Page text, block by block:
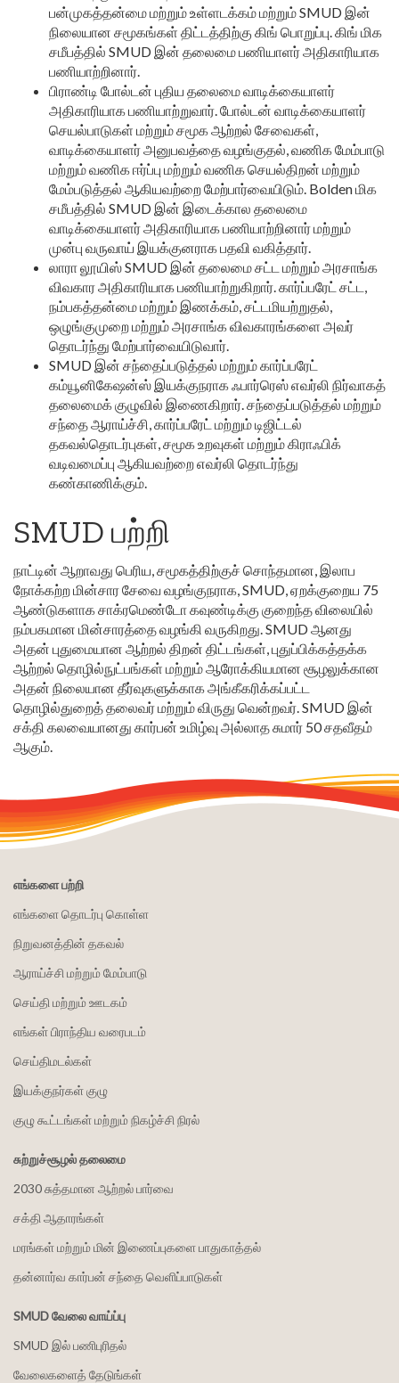
பன்முகத்தன்மை மற்றும் உள்ளடக்கம் மற்றும் SMUD இன்
நிலையான சமூகங்கள் திட்டத்திற்கு கிங் பொறுப்பு. கிங் மிக
சமீபத்தில் SMUD இன் தலைமை பணியாளர் அதிகாரியாக
பணியாற்றினார்.
பிராண்டி போல்டன் புதிய தலைமை வாடிக்கையாளர்
அதிகாரியாக பணியாற்றுவார். போல்டன் வாடிக்கையாளர்
செயல்பாடுகள் மற்றும் சமூக ஆற்றல் சேவைகள்,
வாடிக்கையாளர் அனுபவத்தை வழங்குதல், வணிக மேம்பாடு
மற்றும் வணிக ஈர்ப்பு மற்றும் வணிக செயல்திறன் மற்றும்
மேம்படுத்தல் ஆகியவற்றை மேற்பார்வையிடும். Bolden மிக
சமீபத்தில் SMUD இன் இடைக்கால தலைமை
வாடிக்கையாளர் அதிகாரியாக பணியாற்றினார் மற்றும்
முன்பு வருவாய் இயக்குனராக பதவி வகித்தார்.
லாரா லூயிஸ் SMUD இன் தலைமை சட்ட மற்றும் அரசாங்க
விவகார அதிகாரியாக பணியாற்றுகிறார். கார்ப்பரேட் சட்ட,
நம்பகத்தன்மை மற்றும் இணக்கம், சட்டமியற்றுதல்,
ஒழுங்குமுறை மற்றும் அரசாங்க விவகாரங்களை அவர்
தொடர்ந்து மேற்பார்வையிடுவார்.
SMUD இன் சந்தைப்படுத்தல் மற்றும் கார்ப்பரேட்
கம்யூனிகேஷன்ஸ் இயக்குநராக ஃபார்ரெஸ் எவர்லி நிர்வாகத்
தலைமைக் குழுவில் இணைகிறார். சந்தைப்படுத்தல் மற்றும்
சந்தை ஆராய்ச்சி, கார்ப்பரேட் மற்றும் டிஜிட்டல்
தகவல்தொடர்புகள், சமூக உறவுகள் மற்றும் கிராஃபிக்
வடிவமைப்பு ஆகியவற்றை எவர்லி தொடர்ந்து
கண்காணிக்கும்.
SMUD பற்றி
நாட்டின் ஆறாவது பெரிய, சமூகத்திற்குச் சொந்தமான, இலாப
நோக்கற்ற மின்சார சேவை வழங்குநராக, SMUD, ஏறக்குறைய 75
ஆண்டுகளாக சாக்ரமெண்டோ கவுண்டிக்கு குறைந்த விலையில்
நம்பகமான மின்சாரத்தை வழங்கி வருகிறது. SMUD ஆனது
அதன் புதுமையான ஆற்றல் திறன் திட்டங்கள், புதுப்பிக்கத்தக்க
ஆற்றல் தொழில்நுட்பங்கள் மற்றும் ஆரோக்கியமான சூழலுக்கான
அதன் நிலையான தீர்வுகளுக்காக அங்கீகரிக்கப்பட்ட
தொழில்துறைத் தலைவர் மற்றும் விருது வென்றவர். SMUD இன்
சக்தி கலவையானது கார்பன் உமிழ்வு அல்லாத சுமார் 50 சதவீதம்
ஆகும்.
எங்களை பற்றி
எங்களை தொடர்பு கொள்ள
நிறுவனத்தின் தகவல்
ஆராய்ச்சி மற்றும் மேம்பாடு
செய்தி மற்றும் ஊடகம்
எங்கள் பிராந்திய வரைபடம்
செய்திமடல்கள்
இயக்குநர்கள் குழு
குழு கூட்டங்கள் மற்றும் நிகழ்ச்சி நிரல்
சுற்றுச்சூழல் தலைமை
2030 சுத்தமான ஆற்றல் பார்வை
சக்தி ஆதாரங்கள்
மரங்கள் மற்றும் மின் இணைப்புகளை பாதுகாத்தல்
தன்னார்வ கார்பன் சந்தை வெளிப்பாடுகள்
SMUD வேலை வாய்ப்பு
SMUD இல் பணிபுரிதல்
வேலைகளைத் தேடுங்கள்